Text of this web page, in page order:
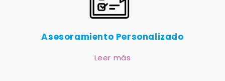
Asesoramiento Personalizado
Leer más